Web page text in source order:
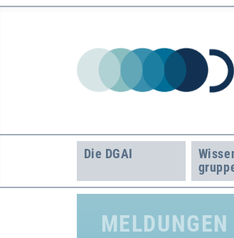
Die DGAI